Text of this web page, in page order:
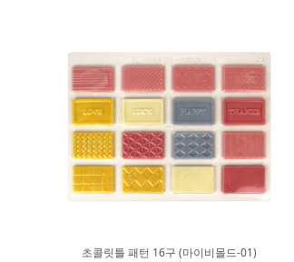
초콜릿틀 패턴 16구 (마이비몰드-01)